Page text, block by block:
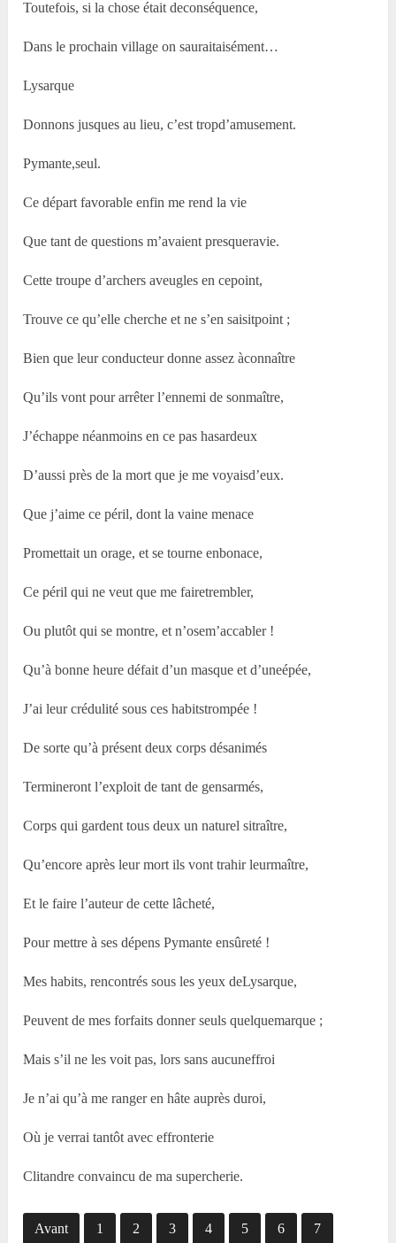
Toutefois, si la chose était deconséquence,
Dans le prochain village on sauraitaisément…
Lysarque
Donnons jusques au lieu, c’est tropd’amusement.
Pymante,seul.
Ce départ favorable enfin me rend la vie
Que tant de questions m’avaient presqueravie.
Cette troupe d’archers aveugles en cepoint,
Trouve ce qu’elle cherche et ne s’en saisitpoint ;
Bien que leur conducteur donne assez àconnaître
Qu’ils vont pour arrêter l’ennemi de sonmaître,
J’échappe néanmoins en ce pas hasardeux
D’aussi près de la mort que je me voyaisd’eux.
Que j’aime ce péril, dont la vaine menace
Promettait un orage, et se tourne enbonace,
Ce péril qui ne veut que me fairetrembler,
Ou plutôt qui se montre, et n’osem’accabler !
Qu’à bonne heure défait d’un masque et d’uneépée,
J’ai leur crédulité sous ces habitstrompée !
De sorte qu’à présent deux corps désanimés
Termineront l’exploit de tant de gensarmés,
Corps qui gardent tous deux un naturel sitraître,
Qu’encore après leur mort ils vont trahir leurmaître,
Et le faire l’auteur de cette lâcheté,
Pour mettre à ses dépens Pymante ensûreté !
Mes habits, rencontrés sous les yeux deLysarque,
Peuvent de mes forfaits donner seuls quelquemarque ;
Mais s’il ne les voit pas, lors sans aucuneffroi
Je n’ai qu’à me ranger en hâte auprès duroi,
Où je verrai tantôt avec effronterie
Clitandre convaincu de ma supercherie.
Avant 1 2 3 4 5 6 7